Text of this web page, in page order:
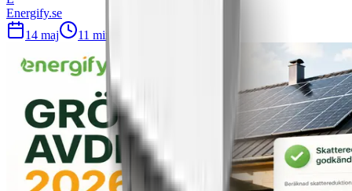
Energify.se
14 maj
11 min läsning